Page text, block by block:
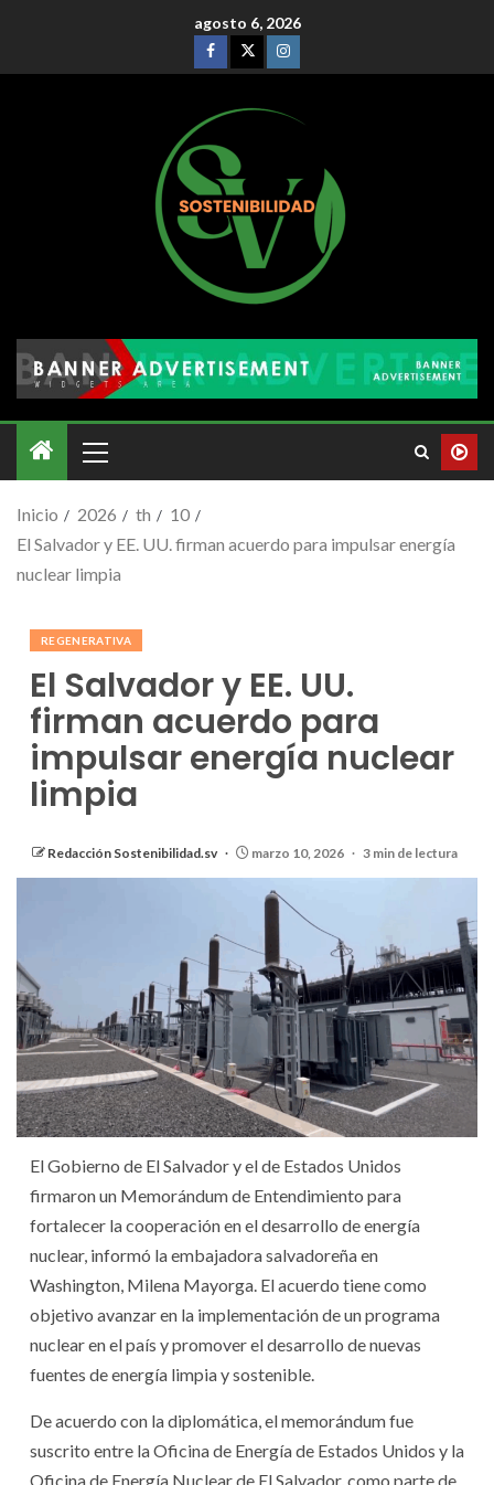
agosto 6, 2026
Inicio 2026 th
10
El Salvador y EE. UU. firman acuerdo para impulsar energía
nuclear limpia
REGENERATIVA
El Salvador y EE. UU.
firman acuerdo para
impulsar energía nuclear
limpia
Redacción Sostenibilidad.sv marzo 10, 2026 3 min de lectura
El Gobierno de El Salvador y el de Estados Unidos
firmaron un Memorándum de Entendimiento para
fortalecer la cooperación en el desarrollo de energía
nuclear, informó la embajadora salvadoreña en
Washington, Milena Mayorga. El acuerdo tiene como
objetivo avanzar en la implementación de un programa
nuclear en el país y promover el desarrollo de nuevas
fuentes de energía limpia y sostenible.
De acuerdo con la diplomática, el memorándum fue
suscrito entre la Oficina de Energía de Estados Unidos y la
Oficina de Energía Nuclear de El Salvador, como parte de